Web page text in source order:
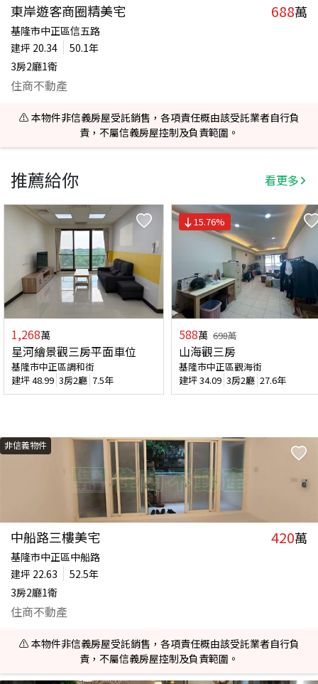
東岸遊客商圈精美宅 688萬
基隆市中正區信五路
建坪 20.34
50.1年
3房2廳1衛
住商不動產
⚠️ 本物件非信義房屋受託銷售，各項責任概由該受託業者自行負
責，不屬信義房屋控制及負責範圍。
推薦給你 看更多
1,268萬
星河繪景觀三房平面車位
基隆市中正區調和街
建坪48.99 3房2廳 7.5年
15.76%
588萬 698萬
山海觀三房
基隆市中正區觀海街
建坪34.09 3房2廳 27.6年
非信義物件
中船路三樓美宅 420萬
基隆市中正區中船路
建坪 22.63
52.5年
3房2廳1衛
住商不動產
⚠️ 本物件非信義房屋受託銷售，各項責任概由該受託業者自行負
責，不屬信義房屋控制及負責範圍。